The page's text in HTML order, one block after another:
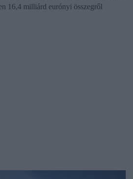
16,4 milliárd eurónyi összegről